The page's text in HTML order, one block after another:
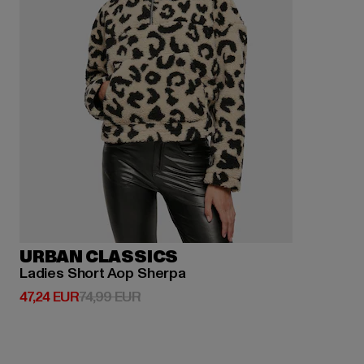
URBAN CLASSICS
Ladies Short Aop Sherpa
47,24 EUR
Derzeitiger Preis: 47,24 EUR
74,99 EURAktionspreis: 74,99 EUR